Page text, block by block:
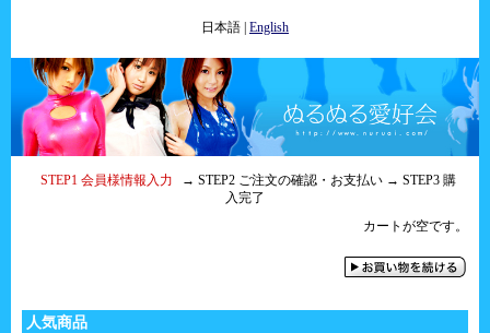
日本語 English
STEP1 会員様情報入力
→ STEP2 ご注文の確認・お支払い → STEP3 購
入完了
カートが空です。
人気商品